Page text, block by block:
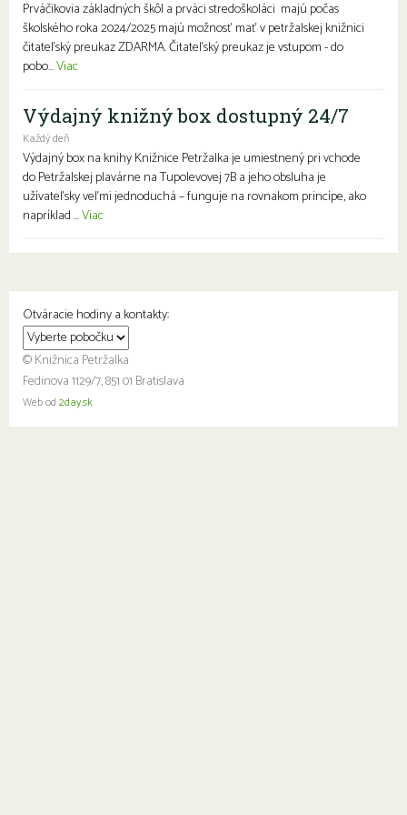
Prváčikovia základných škôl a prváci stredoškoláci majú počas
školského roka 2024/2025 majú možnosť mať v petržalskej knižnici
čitateľský preukaz ZDARMA. Čitateľský preukaz je vstupom - do
pobo...Viac
Výdajný knižný box dostupný 24/7
Každý deň
Výdajný box na knihy Knižnice Petržalka je umiestnený pri vchode
do Petržalskej plavárne na Tupolevovej 7B a jeho obsluha je
užívateľsky veľmi jednoduchá – funguje na rovnakom princípe, ako
napríklad ...Viac
Otváracie hodiny a kontakty:
© Knižnica Petržalka
Fedinova 1129/7, 851 01 Bratislava
Web od 2day.sk